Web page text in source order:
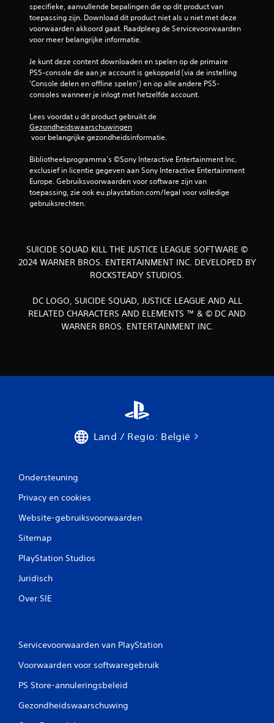
specifieke, aanvullende bepalingen die op dit product van
toepassing zijn. Download dit product niet als u niet met deze
voorwaarden akkoord gaat. Raadpleeg de Servicevoorwaarden
voor meer belangrijke informatie.
Je kunt deze content downloaden en spelen op de primaire
PS5-console die aan je account is gekoppeld (via de instelling
'Console delen en offline spelen') en op alle andere PS5-
consoles wanneer je inlogt met hetzelfde account.
Lees voordat u dit product gebruikt de
Gezondheidswaarschuwingen
voor belangrijke gezondheidsinformatie.
Bibliotheekprogramma's ©Sony Interactive Entertainment Inc.
exclusief in licentie gegeven aan Sony Interactive Entertainment
Europe. Gebruiksvoorwaarden voor software zijn van
toepassing, zie ook eu.playstation.com/legal voor volledige
gebruiksrechten.
SUICIDE SQUAD KILL THE JUSTICE LEAGUE SOFTWARE ©
2024 WARNER BROS. ENTERTAINMENT INC. DEVELOPED BY
ROCKSTEADY STUDIOS.
DC LOGO, SUICIDE SQUAD, JUSTICE LEAGUE AND ALL
RELATED CHARACTERS AND ELEMENTS ™ & © DC AND
WARNER BROS. ENTERTAINMENT INC.
Land / Regio: België
Ondersteuning
Privacy en cookies
Website-gebruiksvoorwaarden
Sitemap
PlayStation Studios
Juridisch
Over SIE
Servicevoorwaarden van PlayStation
Voorwaarden voor softwaregebruik
PS Store-annuleringsbeleid
Gezondheidswaarschuwing